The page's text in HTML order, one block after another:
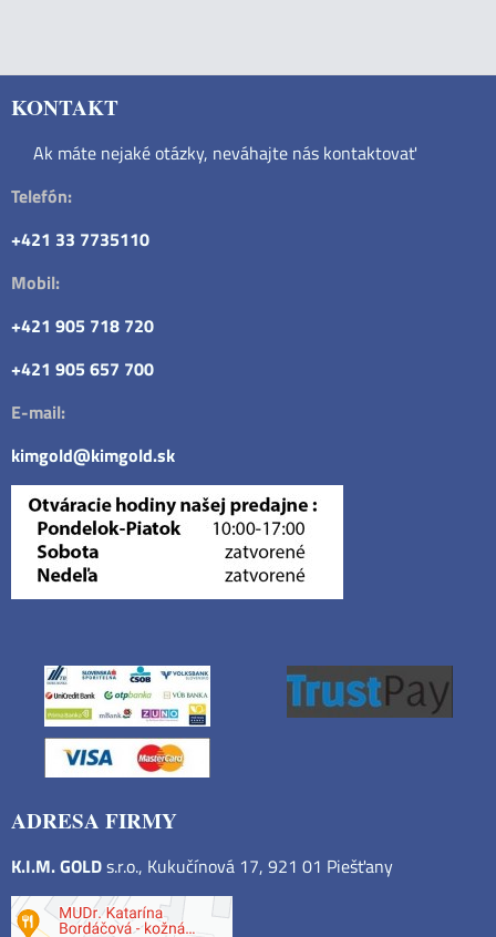
KONTAKT
Ak máte nejaké otázky, neváhajte nás kontaktovať
Telefón:
+421 33 7735110
Mobil:
+421 905 718 720
+421 905 657 700
E-mail:
kimgold@kimgold.sk
ADRESA FIRMY
K.I.M. GOLDs.r.o., Kukučínová 17, 921 01 Piešťany